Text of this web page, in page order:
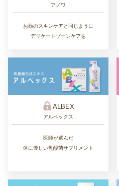
アノワ
お顔のスキンケアと同じように
デリケートゾーンケアを
ALBEX
アルベックス
医師が選んだ
体に優しい乳酸菌サプリメント